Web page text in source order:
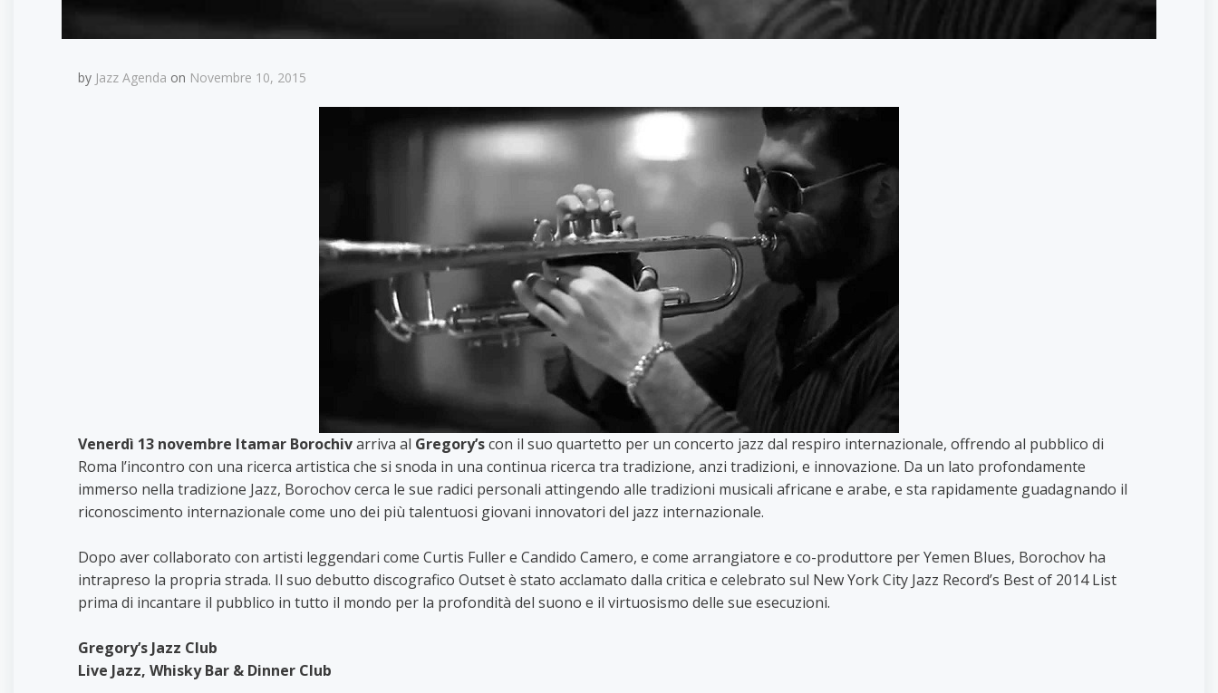
by Jazz Agenda on Novembre 10, 2015
Venerdì 13 novembre Itamar Borochivarriva al Gregory’scon il suo quartetto per un concerto jazz dal respiro internazionale, offrendo al pubblico di
Roma l’incontro con una ricerca artistica che si snoda in una continua ricerca tra tradizione, anzi tradizioni, e innovazione. Da un lato profondamente
immerso nella tradizione Jazz, Borochov cerca le sue radici personali attingendo alle tradizioni musicali africane e arabe, e sta rapidamente guadagnando il
riconoscimento internazionale come uno dei più talentuosi giovani innovatori del jazz internazionale.
Dopo aver collaborato con artisti leggendari come Curtis Fuller e Candido Camero, e come arrangiatore e co-produttore per Yemen Blues, Borochov ha
intrapreso la propria strada. Il suo debutto discografico Outset è stato acclamato dalla critica e celebrato sul New York City Jazz Record’s Best of 2014 List
prima di incantare il pubblico in tutto il mondo per la profondità del suono e il virtuosismo delle sue esecuzioni.
Gregory’s Jazz Club
Live Jazz, Whisky Bar & Dinner Club